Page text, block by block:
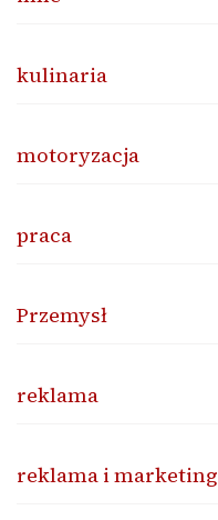
kulinaria
motoryzacja
praca
Przemysł
reklama
reklama i marketing